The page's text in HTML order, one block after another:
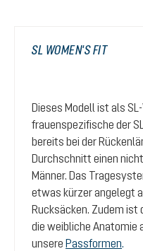
SL WOMEN'S FIT
Dieses Modell ist als
frauenspezifische der
bereits bei der
Durchschnitt einen
Männer. Das
etwas kürzer angelegt
Rucksäcken. Zudem
die weibliche Anatomie
unsere Passformen.